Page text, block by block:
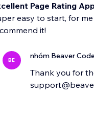
Page Rating
easy to start, for
it!
BE nhóm Beaver
Thank you for